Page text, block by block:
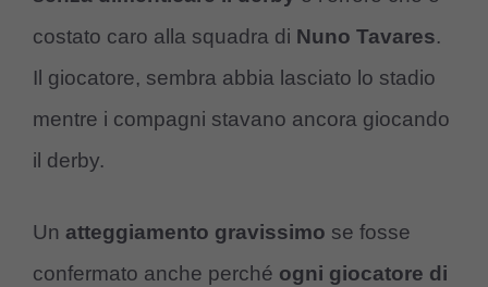
costato caro alla squadra di Nuno Tavares.
Il giocatore, sembra abbia lasciato lo stadio
mentre i compagni stavano ancora giocando
il derby.
Un atteggiamento gravissimo se fosse
confermato anche perché ogni giocatore di